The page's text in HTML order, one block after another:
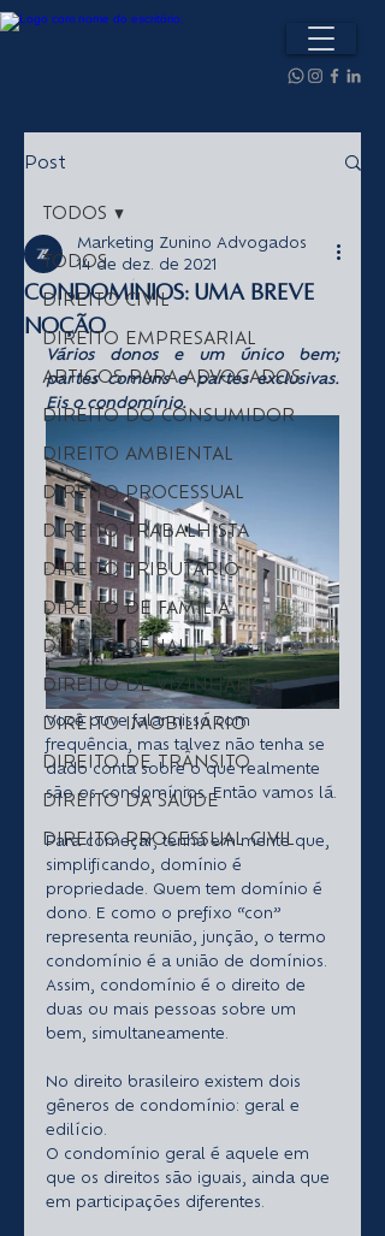
Post
TODOS
DIREITO CIVIL
DIREITO EMPRESARIAL
ARTIGOS PARA ADVOGADOS
DIREITO DO CONSUMIDOR
DIREITO AMBIENTAL
DIREITO PROCESSUAL
DIREITO TRABALHISTA
DIREITO TRIBUTÁRIO
DIREITO DE FAMÍLIA
DIREITO PENAL
DIREITO DE VIZINHANÇA
DIREITO IMOBILIÁRIO
DIREITO DE TRÂNSITO
DIREITO DA SAÚDE
DIREITO PROCESSUAL CIVIL
TODOS
Condomínios: uma breve
noção
Marketing Zunino Advogados
14 de dez. de 2021
Vários donos e um único bem;
partes comuns e partes exclusivas.
Eis o condomínio.
Você ouve falar nisso com
frequência, mas talvez não tenha se
dado conta sobre o que realmente
são os condomínios. Então vamos lá.
Para começar, tenha em mente que,
simplificando, domínio é
propriedade. Quem tem domínio é
dono. E como o prefixo “con”
representa reunião, junção, o termo
condomínio é a união de domínios.
Assim, condomínio é o direito de
duas ou mais pessoas sobre um
bem, simultaneamente.
No direito brasileiro existem dois
gêneros de condomínio: geral e
edilício.
O condomínio geral é aquele em
que os direitos são iguais, ainda que
em participações diferentes.